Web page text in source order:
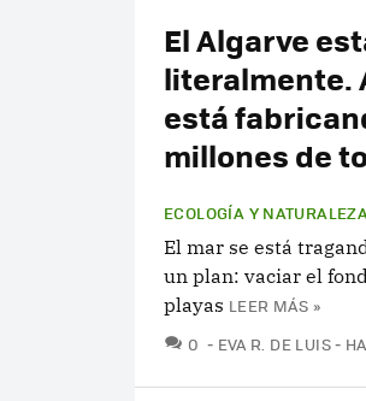
El Algarve
literalmente.
está
millones de
ECOLOGÍA Y
El mar se está
un plan: vaciar el
playas LEER MÁS »
0 COMENTARIOS
EVA R. DE LUIS